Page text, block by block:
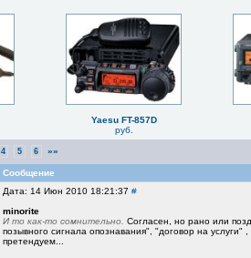
Yaesu FT-857D
руб.
4 5 6 »»
Сообщение
Дата: 14 Июн 2010 18:21:37 #
minorite
И то как-то сомнительно. Согласен, но рано или
позывного сигнала опознавания", "договор на
претендуем...